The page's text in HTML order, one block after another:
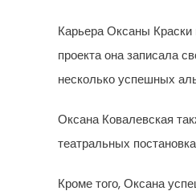
Карьера Оксаны Краски
проекта она записала
несколько успешных
Оксана Ковалевская
театральных
Кроме того, Оксана